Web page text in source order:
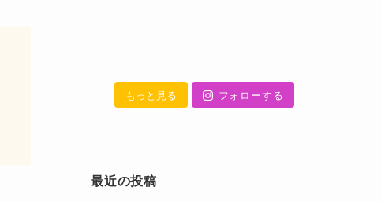
もっと見る フォローする
最近の投稿